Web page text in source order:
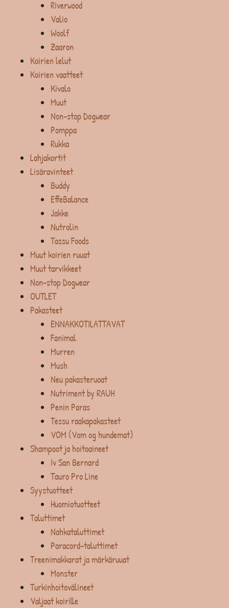
Riverwood
Valio
Woolf
Zaaron
Koirien lelut
Koirien vaatteet
Kivalo
Muut
Non-stop Dogwear
Pomppa
Rukka
Lahjakortit
Lisäravinteet
Buddy
EffeBalance
Jakke
Nutrolin
Tassu Foods
Muut koirien ruuat
Muut tarvikkeet
Non-stop Dogwear
OUTLET
Pakasteet
ENNAKKOTILATTAVAT
Fanimal
Murren
Mush
Neu pakasteruoat
Nutriment by RAUH
Penin Paras
Tessu raakapakasteet
VOM (Vom og hundemat)
Shampoot ja hoitoaineet
Iv San Bernard
Tauro Pro Line
Syystuotteet
Huomiotuotteet
Taluttimet
Nahkataluttimet
Paracord-taluttimet
Treenimakkarat ja märkäruuat
Monster
Turkinhoitovälineet
Valjaat koirille